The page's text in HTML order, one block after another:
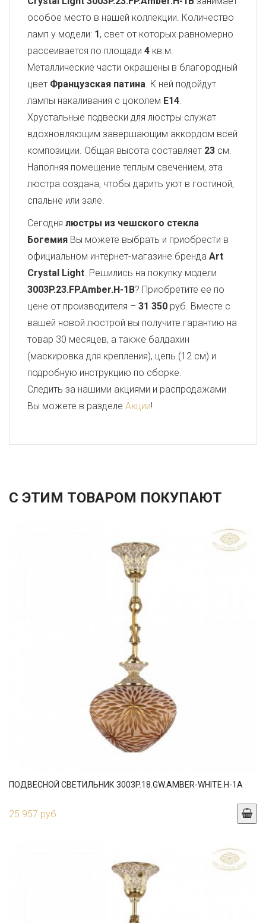
особое место в нашей коллекции. Количество
ламп у модели: 1, свет от которых равномерно
рассеивается по площади 4 кв.м.
Металлические части окрашены в благородный
цвет Французская патина. К ней подойдут
лампы накаливания с цоколем E14.
Хрустальные подвески для люстры служат
вдохновляющим завершающим аккордом всей
композиции. Общая высота составляет 23 см.
Наполняя помещение теплым свечением, эта
люстра создана, чтобы дарить уют в гостиной,
спальне или зале.
Сегодня люстры из чешского стекла
Богемия Вы можете выбрать и приобрести в
официальном интернет-магазине бренда Art
Crystal Light. Решились на покупку модели
3003P.23.FP.Amber.H-1B? Приобретите ее по
цене от производителя – 31 350 руб. Вместе с
вашей новой люстрой вы получите гарантию на
товар 30 месяцев, а также балдахин
(маскировка для крепления), цепь (12 см) и
подробную инструкцию по сборке.
Следить за нашими акциями и распродажами
Вы можете в разделе Акции!
С ЭТИМ ТОВАРОМ ПОКУПАЮТ
ПОДВЕСНОЙ СВЕТИЛЬНИК 3003P.18.GW.AMBER-WHITE.H-1A
25 957 руб.